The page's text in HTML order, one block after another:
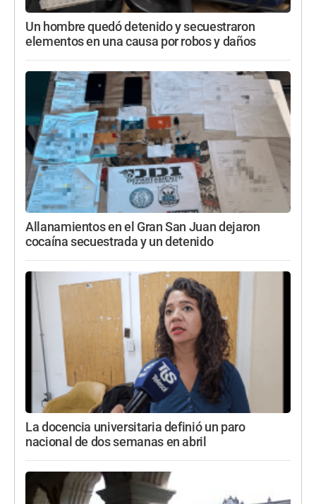
Un hombre quedó detenido y secuestraron
elementos en una causa por robos y daños
Allanamientos en el Gran San Juan dejaron
cocaína secuestrada y un detenido
La docencia universitaria definió un paro
nacional de dos semanas en abril